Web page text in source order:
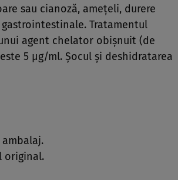
sau cianoză, ameţeli, durere
Tratamentul
agent chelator obişnuit (de
5 μg/ml. Şocul şi deshidratarea
original.